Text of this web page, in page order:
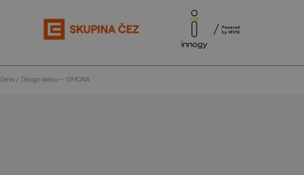
Devx / Design webu — OFICINA